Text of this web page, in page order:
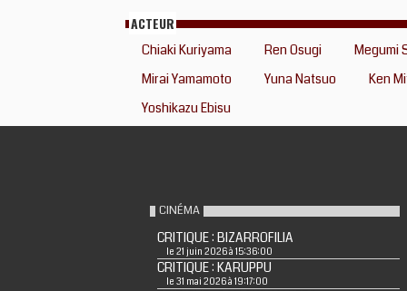
ACTEUR
Chiaki Kuriyama Ren Osugi
Megumi
Mirai Yamamoto
Yuna Natsuo
Ken
Yoshikazu Ebisu
CINÉMA
CRITIQUE : BIZARROFILIA
le 21 juin 2026 à 15:36:00
CRITIQUE : KARUPPU
le 31 mai 2026 à 19:17:00